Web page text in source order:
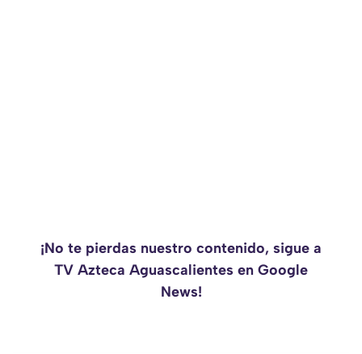
¡No te pierdas nuestro contenido, sigue a
TV Azteca Aguascalientes en Google
News!